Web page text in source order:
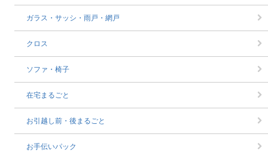
ガラス・サッシ・雨戸・網戸
クロス
ソファ・椅子
在宅まるごと
お引越し前・後まるごと
お手伝いパック